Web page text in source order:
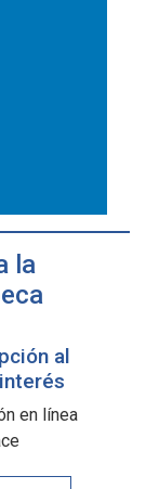
la
al
en línea